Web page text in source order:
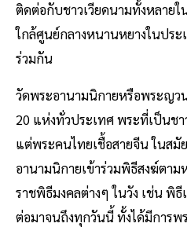
ติดต่อกับชาวเวียดนามทั้งหลายใ
ใกล้ศูนย์กลางหนานหยางในปร
ร่วมกัน
วัดพระอานามนิกายหรือพระญ
20 แห่งทั่วประเทศ พระที่เป็นชา
แต่พระคนไทยเชื้อสายจีน ในสมั
อานามนิกายเข้าร่วมพิธีสงฆ์ตา
ราชพิธีมงคลต่างๆ ในวัง เช่น พิ
ต่อมาจนถึงทุกวันนี้ ทั้งได้มีการ